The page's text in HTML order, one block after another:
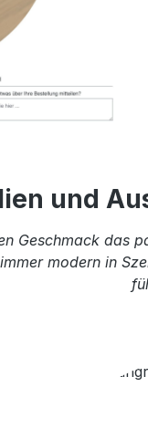
und
Geschmack das
modern in